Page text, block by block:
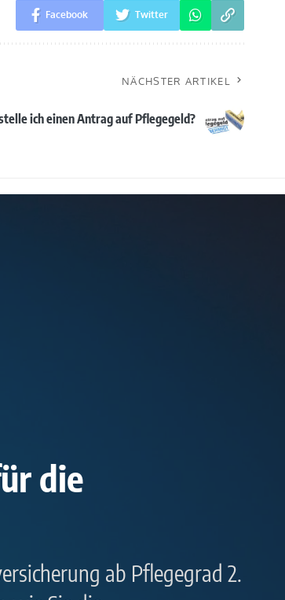
Facebook Twitter
NÄCHSTER ARTIKEL
ich einen Antrag auf Pflegegeld?
die
ab Pflegegrad 2.